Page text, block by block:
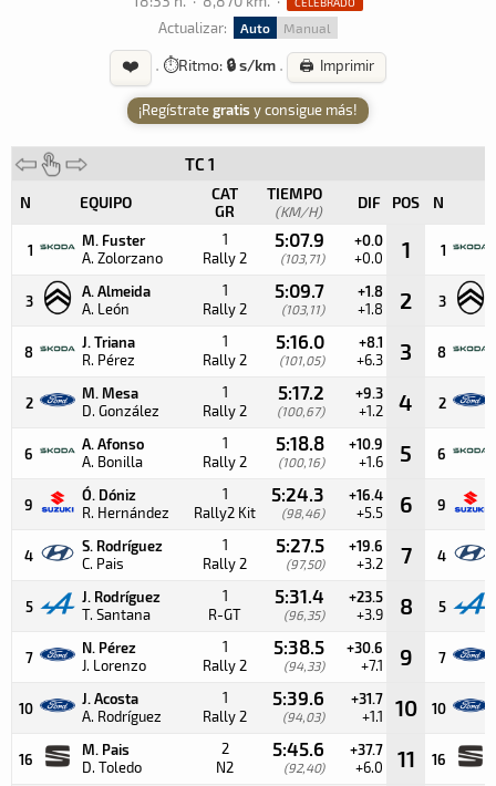
Actualizar: Auto Manual
❤️ · ⏱️Ritmo: 🔒 s/km · 🖨️ Imprimir
¡Regístrategratis y consigue más!
TC 1
N EQUIPO
CAT
GR
TIEMPO
(KM/H) DIF POS N
1
M. Fuster
A. Zolorzano
1
Rally 2
5:07.9
(103,71)
+0.0
+0.0 1 1
3
A. Almeida
A. León
1
Rally 2
5:09.7
(103,11)
+1.8
+1.8 2 3
8
J. Triana
R. Pérez
1
Rally 2
5:16.0
(101,05)
+8.1
+6.3 3 8
2
M. Mesa
D. González
1
Rally 2
5:17.2
(100,67)
+9.3
+1.2 4 2
6
A. Afonso
A. Bonilla
1
Rally 2
5:18.8
(100,16)
+10.9
+1.6 5 6
9
Ó. Dóniz
R. Hernández
1
Rally2 Kit
5:24.3
(98,46)
+16.4
+5.5 6 9
4
S. Rodríguez
C. Pais
1
Rally 2
5:27.5
(97,50)
+19.6
+3.2 7 4
5
J. Rodríguez
T. Santana
1
R-GT
5:31.4
(96,35)
+23.5
+3.9 8 5
7
N. Pérez
J. Lorenzo
1
Rally 2
5:38.5
(94,33)
+30.6
+7.1 9 7
10
J. Acosta
A. Rodríguez
1
Rally 2
5:39.6
(94,03)
+31.7
+1.1 10 10
16
M. Pais
D. Toledo
2
N2
5:45.6
(92,40)
+37.7
+6.0 11 16